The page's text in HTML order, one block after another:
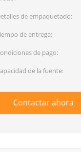
de empaquetado:
de entrega:
de pago:
de la fuente:
Contactar ahora